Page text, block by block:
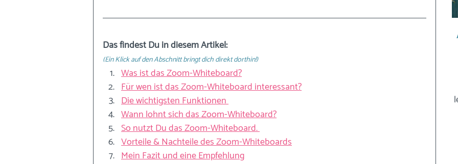
Das findest Du in diesem Artikel:
(Ein Klick auf den Abschnitt bringt dich direkt dorthin!)
Was ist das Zoom-Whiteboard?
Für wen ist das Zoom-Whiteboard interessant?
Die wichtigsten Funktionen
Wann lohnt sich das Zoom-Whiteboard?
So nutzt Du das Zoom-Whiteboard.
Vorteile & Nachteile des Zoom-Whiteboards
Mein Fazit und eine Empfehlung